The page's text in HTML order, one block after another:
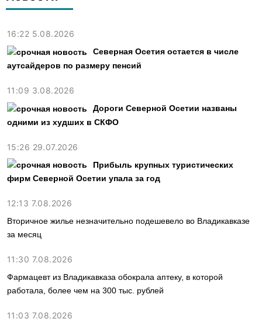
16:22 5.08.2026
Северная Осетия остается в числе
аутсайдеров по размеру пенсий
11:09 3.08.2026
Дороги Северной Осетии названы
одними из худших в СКФО
15:26 29.07.2026
Прибыль крупных туристических
фирм Северной Осетии упала за год
12:13 7.08.2026
Вторичное жилье незначительно подешевело во Владикавказе
за месяц
11:30 7.08.2026
Фармацевт из Владикавказа обокрала аптеку, в которой
работала, более чем на 300 тыс. рублей
11:03 7.08.2026